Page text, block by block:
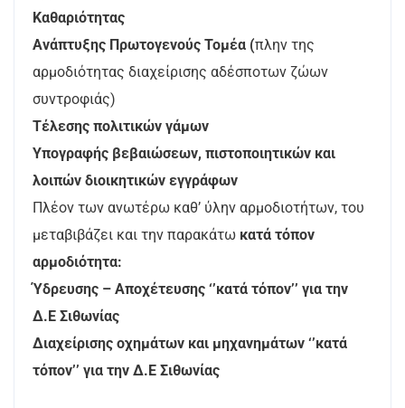
Καθαριότητας
Ανάπτυξης Πρωτογενούς Τομέα (πλην της
αρμοδιότητας διαχείρισης αδέσποτων ζώων
συντροφιάς)
Τέλεσης πολιτικών γάμων
Υπογραφής βεβαιώσεων, πιστοποιητικών και
λοιπών διοικητικών εγγράφων
Πλέον των ανωτέρω καθ’ ύλην αρμοδιοτήτων, του
μεταβιβάζει και την παρακάτω κατά τόπον
αρμοδιότητα:
Ύδρευσης – Αποχέτευσης ‘’κατά τόπον’’ για την
Δ.Ε Σιθωνίας
Διαχείρισης οχημάτων και μηχανημάτων ‘’κατά
τόπον’’ για την Δ.Ε Σιθωνίας